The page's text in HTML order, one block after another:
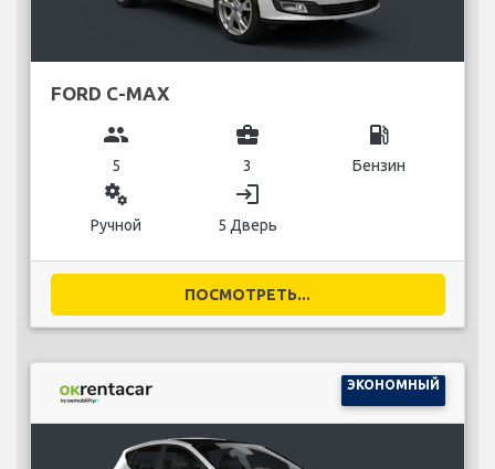
FORD C-MAX
group
5
business_center
3
local_gas_station
Бензин
miscellaneous_services
Ручной
login
5 Дверь
ПОСМОТРЕТЬ...
ЭКОНОМНЫЙ